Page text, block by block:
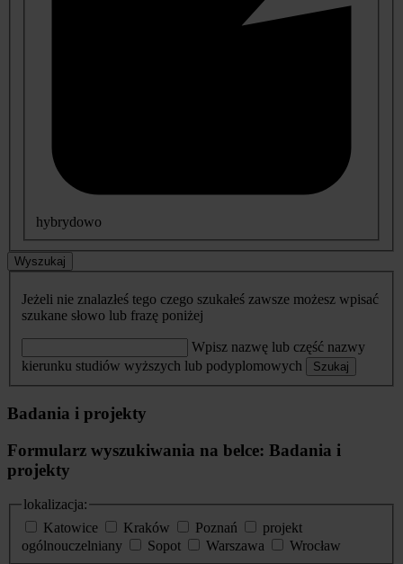
hybrydowo
Wyszukaj
Jeżeli nie znalazłeś tego czego szukałeś zawsze możesz wpisać
szukane słowo lub frazę poniżej
Wpisz nazwę lub część nazwy
kierunku studiów wyższych lub podyplomowych
Szukaj
Badania i projekty
Formularz wyszukiwania na belce: Badania i
projekty
lokalizacja:
Katowice
Kraków Poznań
projekt
ogólnouczelniany
Sopot Warszawa
Wrocław